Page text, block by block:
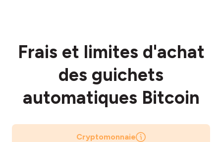
Frais et limites d'achat
des guichets
automatiques Bitcoin
Cryptomonnaie